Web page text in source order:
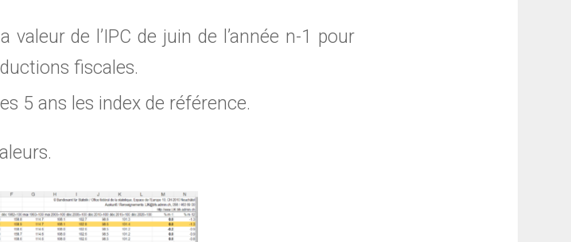
de l’IPC de juin de l’année n-1 pour
fiscales.
5 ans les index de référence.